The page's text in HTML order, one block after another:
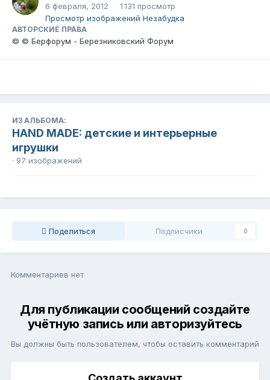
6 февраля, 2012
1 131 просмотр
Просмотр изображений Незабудка
АВТОРСКИЕ ПРАВА
© © Берфорум - Березниковский Форум
ИЗ АЛЬБОМА:
HAND MADE: детские и интерьерные
игрушки
· 97 изображений
Поделиться Подписчики 0
Комментариев нет
Для публикации сообщений создайте
учётную запись или авторизуйтесь
Вы должны быть пользователем, чтобы оставить комментарий